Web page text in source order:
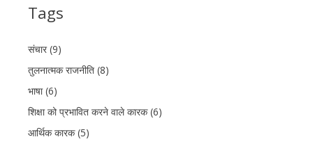
Tags
संचार (9)
तुलनात्मक राजनीति (8)
भाषा (6)
शिक्षा को प्रभावित करने वाले कारक (6)
आर्थिक कारक (5)